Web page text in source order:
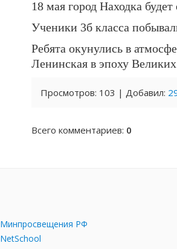
18 мая город Находка
Ученики 3б класса
Ребята окунулись в
Ленинская в эпоху
Просмотров: 103 | Добавил:
Всего комментариев: 0
Минпросвещения РФ
NetSchool